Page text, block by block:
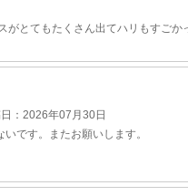
がとてもたくさん出てハリもすご
：2026年07月30日
です。またお願いします。